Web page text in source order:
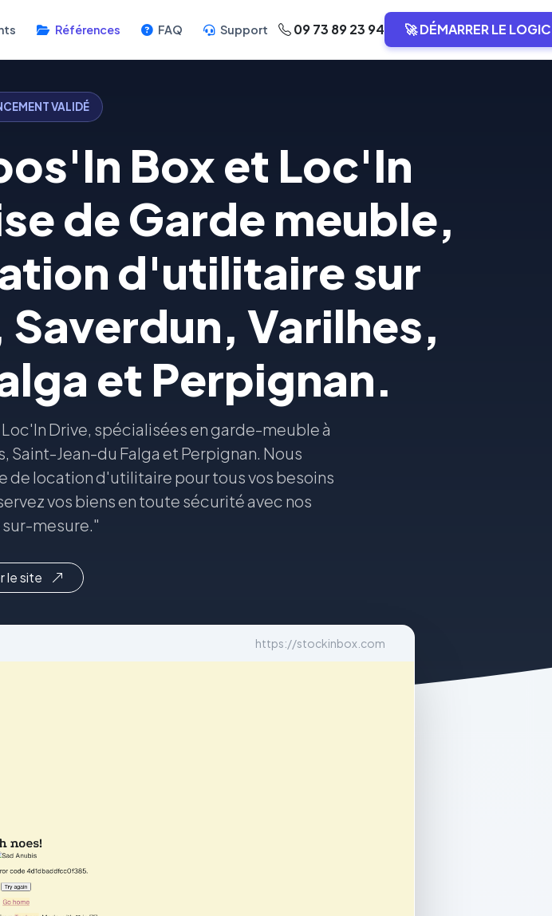
Références FAQ Support 09 73 89 23 94 🚀 DÉMARRER LE
VALIDÉ
Box et Loc'In
de Garde meuble,
d'utilitaire sur
Varilhes,
et Perpignan.
Drive, spécialisées en garde-meuble à
Saint-Jean-du Falga et Perpignan. Nous
de location d'utilitaire pour tous vos besoins
vos biens en toute sécurité avec nos
mesure."
le site
https://stockinbox.com